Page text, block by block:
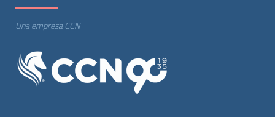
Una empresa CCN